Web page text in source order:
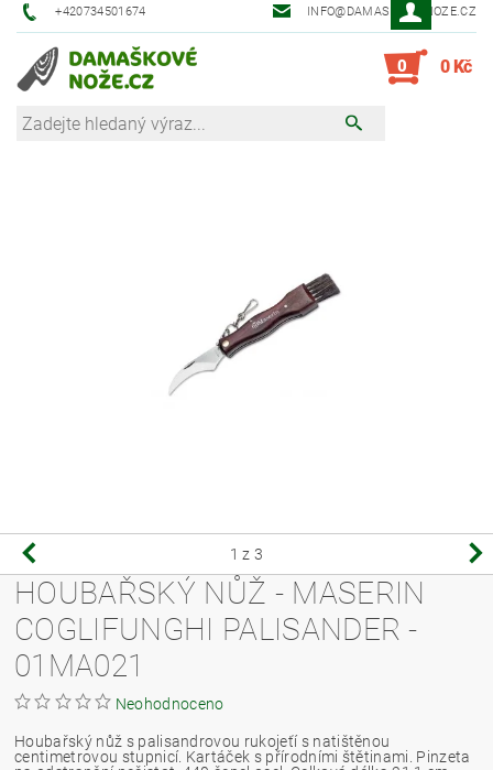
+420734501674 INFO@DAMASKOVE-NOZE.CZ
0 0 Kč
1 z 3
HOUBAŘSKÝ NŮŽ - MASERIN
COGLIFUNGHI PALISANDER -
01MA021
Neohodnoceno
Houbařský nůž s palisandrovou rukojeťí s natištěnou
centimetrovou stupnicí. Kartáček s přírodními štětinami. Pinzeta